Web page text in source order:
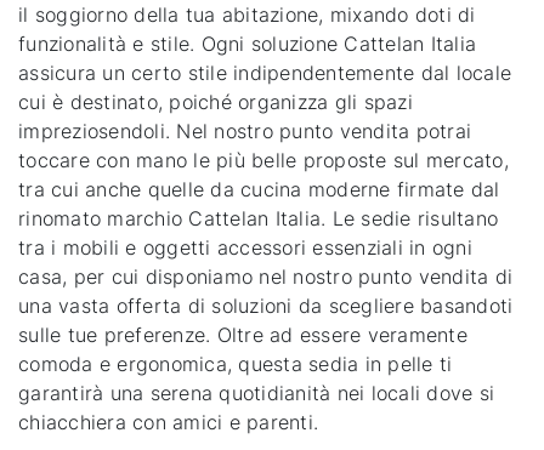
il soggiorno della tua abitazione, mixando doti di
funzionalità e stile. Ogni soluzione Cattelan Italia
assicura un certo stile indipendentemente dal locale
cui è destinato, poiché organizza gli spazi
impreziosendoli. Nel nostro punto vendita potrai
toccare con mano le più belle proposte sul mercato,
tra cui anche quelle da cucina moderne firmate dal
rinomato marchio Cattelan Italia. Le sedie risultano
tra i mobili e oggetti accessori essenziali in ogni
casa, per cui disponiamo nel nostro punto vendita di
una vasta offerta di soluzioni da scegliere basandoti
sulle tue preferenze. Oltre ad essere veramente
comoda e ergonomica, questa sedia in pelle ti
garantirà una serena quotidianità nei locali dove si
chiacchiera con amici e parenti.